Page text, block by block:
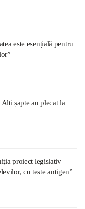
este esențială pentru
șapte au plecat la
proiect legislativ
cu teste antigen”